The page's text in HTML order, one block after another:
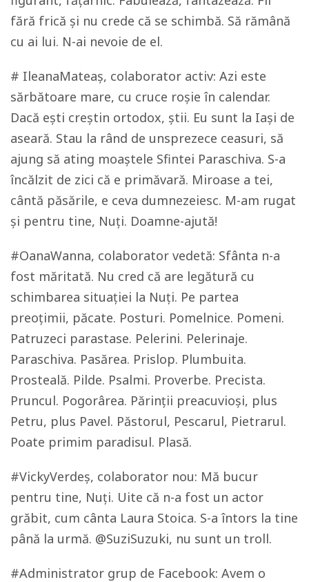
fără frică și nu crede că se schimbă. Să rămână
cu ai lui. N-ai nevoie de el.
# IleanaMateaș, colaborator activ: Azi este
sărbătoare mare, cu cruce roșie în calendar.
Dacă ești creștin ortodox, știi. Eu sunt la Iași de
aseară. Stau la rând de unsprezece ceasuri, să
ajung să ating moaștele Sfintei Paraschiva. S-a
încălzit de zici că e primăvară. Miroase a tei,
cântă păsările, e ceva dumnezeiesc. M-am rugat
și pentru tine, Nuți. Doamne-ajută!
#OanaWanna, colaborator vedetă: Sfânta n-a
fost măritată. Nu cred că are legătură cu
schimbarea situației la Nuți. Pe partea
preoțimii, păcate. Posturi. Pomelnice. Pomeni.
Patruzeci parastase. Pelerini. Pelerinaje.
Paraschiva. Pasărea. Prislop. Plumbuita.
Prosteală. Pilde. Psalmi. Proverbe. Precista.
Pruncul. Pogorârea. Părinții preacuvioși, plus
Petru, plus Pavel. Păstorul, Pescarul, Pietrarul.
Poate primim paradisul. Plasă.
#VickyVerdeș, colaborator nou: Mă bucur
pentru tine, Nuți. Uite că n-a fost un actor
grăbit, cum cânta Laura Stoica. S-a întors la tine
până la urmă. @SuziSuzuki, nu sunt un troll.
#Administrator grup de Facebook: Avem o